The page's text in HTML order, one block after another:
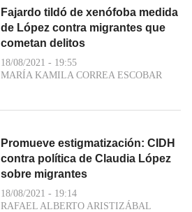
Fajardo tildó de xenófoba medida
de López contra migrantes que
cometan delitos
18/08/2021 - 19:55
MARÍA KAMILA CORREA ESCOBAR
Promueve estigmatización: CIDH
contra política de Claudia López
sobre migrantes
18/08/2021 - 19:14
RAFAEL ALBERTO ARISTIZÁBAL